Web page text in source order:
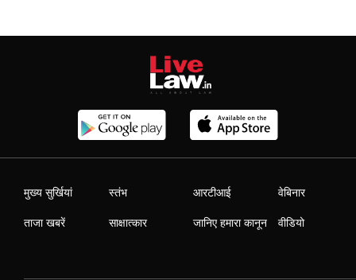
मुख्य सुर्खियां
ताजा खबरें
स्तंभ
साक्षात्कार
आरटीआई
जानिए हमारा कानून
वेबिनार
वीडियो